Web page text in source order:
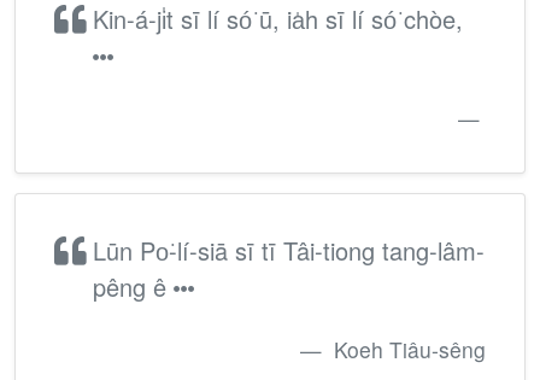
Kin-á-ji̍t sī lí só͘ ū, ia̍h sī lí só͘ chòe,
Lūn Po͘-lí-siā sī tī Tâi-tiong tang-lâm-
pêng ê
Koeh Tiâu-sêng